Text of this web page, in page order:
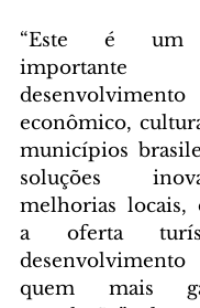
“Este é um
econômico,
municípios
soluções
melhorias locais,
a oferta
quem mais